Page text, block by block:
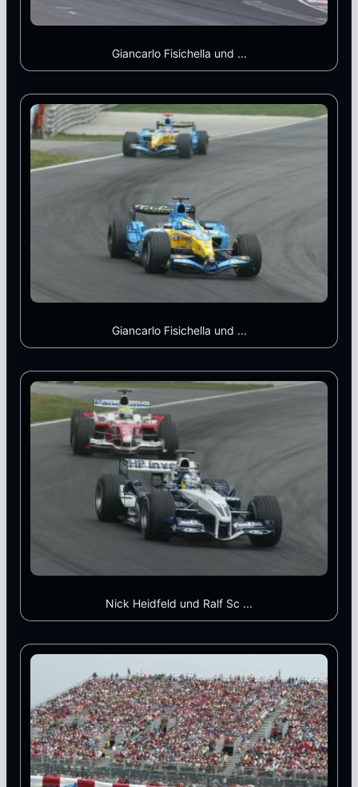
Giancarlo Fisichella und ...
Giancarlo Fisichella und ...
Nick Heidfeld und Ralf Sc ...